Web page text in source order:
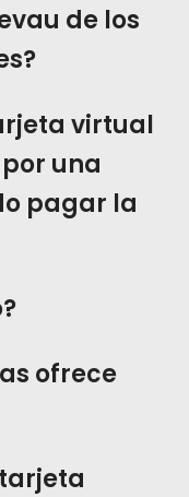
de los
virtual
una
pagar la
ofrece